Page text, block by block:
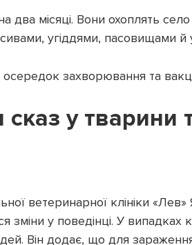
два місяці. Вони охоплять
угіддями, пасовищами
осередок захворювання та
сказ у тварини
ветеринарної клініки
зміни у поведінці. У
Він додає, що для